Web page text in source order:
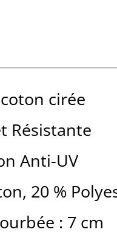
cirée
Résistante
Anti-UV
20 %
: 7 cm